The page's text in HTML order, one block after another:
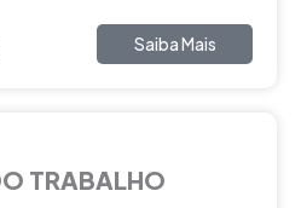
Saiba Mais
TRABALHO